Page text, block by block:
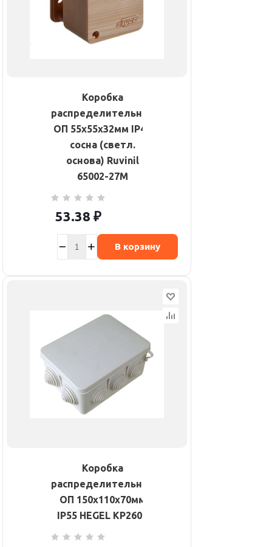
Коробка
распределительная
ОП 55х55х32мм IP40
сосна (светл.
основа) Ruvinil
65002-27М
53.38 ₽
В корзину
Коробка
распределительная
ОП 150х110х70мм
IP55 HEGEL КР2606